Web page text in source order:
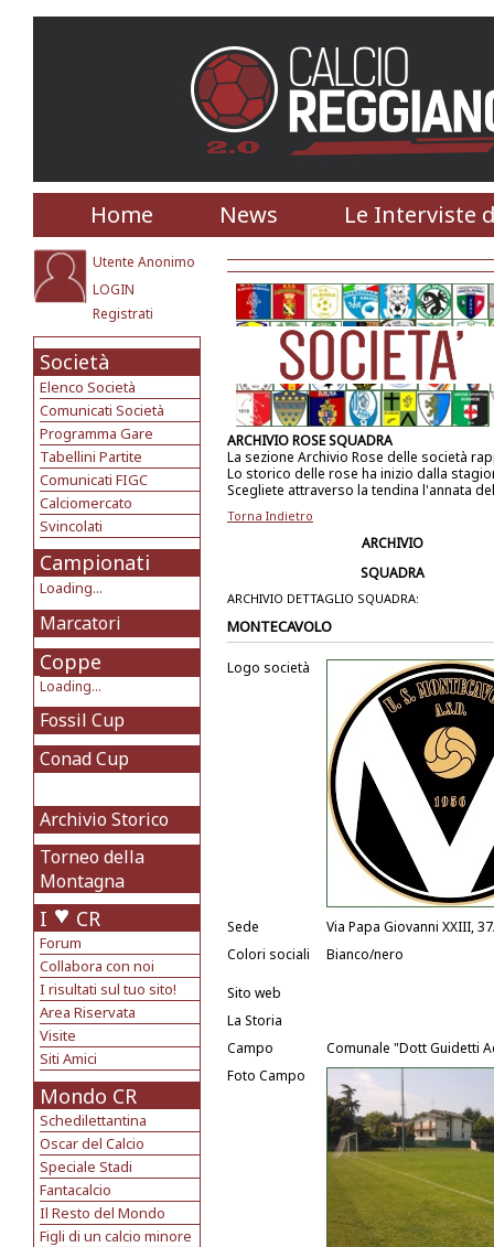
Home News Le Interviste
Utente Anonimo
LOGIN
Registrati
Società
Elenco Società
Comunicati Società
Programma Gare
Tabellini Partite
Comunicati FIGC
Calciomercato
Svincolati
Campionati
Loading...
Marcatori
Coppe
Loading...
Fossil Cup
Conad Cup
Archivio Storico
Torneo della
Montagna
I CR
Forum
Collabora con noi
I risultati sul tuo sito!
Area Riservata
Visite
Siti Amici
Mondo CR
Schedilettantina
Oscar del Calcio
Speciale Stadi
Fantacalcio
Il Resto del Mondo
Figli di un calcio minore
ARCHIVIO ROSE SQUADRA
La sezione Archivio Rose delle società
Lo storico delle rose ha inizio dalla
Scegliete attraverso la tendina l'annata
Torna Indietro
ARCHIVIO
SQUADRA
ARCHIVIO DETTAGLIO SQUADRA:
MONTECAVOLO
Logo società
Sede
Via Papa Giovanni XXIII,
Colori sociali
Bianco/nero
Sito web
La Storia
Campo
Comunale "Dott Guidetti
Foto Campo